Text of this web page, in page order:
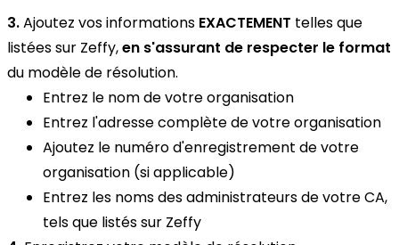
3.Ajoutez vos informations EXACTEMENT telles que
listées sur Zeffy,en s'assurant de respecter le format
du modèle de résolution.
Entrez le nom de votre organisation
Entrez l'adresse complète de votre organisation
Ajoutez le numéro d'enregistrement de votre
organisation (si applicable)
Entrez les noms des administrateurs de votre CA,
tels que listés sur Zeffy